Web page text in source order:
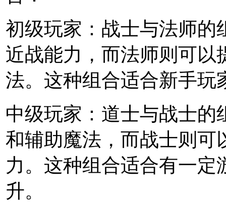
初级玩家：战士与法师的
近战能力，而法师则可以
法。这种组合适合新手玩
中级玩家：道士与战士的
和辅助魔法，而战士则可
力。这种组合适合有一
升。